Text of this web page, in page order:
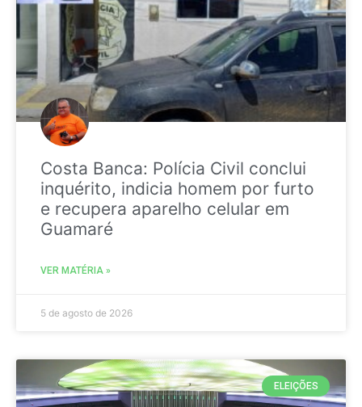
Costa Banca: Polícia Civil conclui
inquérito, indicia homem por furto
e recupera aparelho celular em
Guamaré
VER MATÉRIA »
5 de agosto de 2026
ELEIÇÕES